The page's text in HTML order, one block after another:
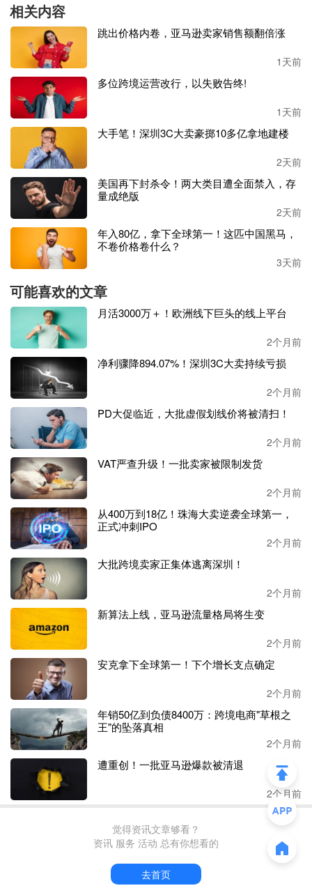
费者。华尔街日报在
品的研究发现，亚马逊对其中约一千二百款低价商品提价百
分之五点二，而同期沃尔玛对同一批商品反而降价近百分之
二。
根据起诉书中的指控，在关税政策生效期间，亚马逊平台上
近一千种核心进口产品的价格平均涨幅达到百分之三十，部
分品类最高涨幅甚至高达百分之三百七十七。亚马逊首席执
行官安迪·贾西也公开承认，关税成本会“渗透到部分价格
中”。
转折出现在2026年2月。美国最高法院以六比三的多数裁
定，特朗普依据《国际紧急经济权力法》实施全面贸易关税
的行为超越了总统的行政权限，认定该法律并未授权总统征
收此类关税。
法院在裁决书中明确写道：
“《国际紧急经济权力法》并未
授权总统征收关税”，并指示驳回相关案件。这一裁决为美
国历史上规模最大的政府退款铺平了道路。
据沃顿商学院测算，
国海关随即启动了首轮退款流程，首批退款金额超过三百五
十四亿美元。
此后，包括联邦快递、
DHL、UPS在内的多家物流公司纷纷
启动客户退款流程，Costco、耐克等零售商也向政府申请了
退税并承诺将款项返还给消费者。任天堂等企业甚至就被迫
缴纳的关税对美国政府提起了诉讼。
然而，就在数以千计的企业向联邦政府申请数十亿美元退税
的背景下，亚马逊却始终保持着令人费解的沉默。起诉书指
出，亚马逊并非缺乏申请退款的法律依据——作为进口记录
方，它完全有资格向政府索回关税款项——但该公司却刻意
选择不采取行动。
花旗研究报告估计，包括亚马逊在内的多家零售巨头将从此
次退税中斩获巨额资金，其中亚马逊一家的退税金额就超过
五十亿美元。
亚马逊背后的商业考虑
如果说亚马逊不申请退税的行为只是一个合规层面的选择，
那么诉状所揭示的背后动因则让人不得不重新审视这家电商
巨头的决策逻辑。
起诉书尖锐地指出，亚马逊的沉默并非出于疏忽或法律顾
虑，而是一个精心算计的政治姿态，其目的在于通过让联邦
政府保留这笔资金来讨好特朗普政府。
诉状中的措辞尤为直白：
“问题在于，亚马逊用来讨好总统
的这笔资金并不属于亚马逊。这些资金是被非法从消费者那
里征收的，用于支付现已失效的《国际紧急经济权力法》关
为佐证这一关于政治动机的主张，诉状援引了
相关内容
跳出价格内卷，亚马逊卖家销售额翻倍涨
1天前
多位跨境运营改行，以失败告终!
1天前
大手笔！深圳3C大卖豪掷10多亿拿地建楼
2天前
美国再下封杀令！两大类目遭全面禁入，存
量成绝版
2天前
年入80亿，拿下全球第一！这匹中国黑马，
不卷价格卷什么？
3天前
可能喜欢的文章
月活3000万＋！欧洲线下巨头的线上平台
2个月前
净利骤降894.07%！深圳3C大卖持续亏损
2个月前
PD大促临近，大批虚假划线价将被清扫！
2个月前
VAT严查升级！一批卖家被限制发货
2个月前
从400万到18亿！珠海大卖逆袭全球第一，
正式冲刺IPO
2个月前
大批跨境卖家正集体逃离深圳！
2个月前
新算法上线，亚马逊流量格局将生变
2个月前
安克拿下全球第一！下个增长支点确定
2个月前
年销50亿到负债8400万：跨境电商"草根之
王"的坠落真相
2个月前
遭重创！一批亚马逊爆款被清退
2个月前
觉得资讯文章够看？
资讯 服务 活动 总有你想看的
去首页